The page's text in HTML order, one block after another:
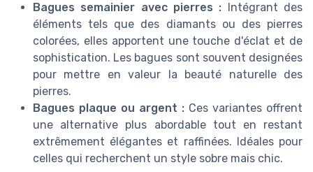
Bagues semainier avec pierres : Intégrant des
éléments tels que des diamants ou des pierres
colorées, elles apportent une touche d'éclat et de
sophistication. Les bagues sont souvent designées
pour mettre en valeur la beauté naturelle des
pierres.
Bagues plaque ou argent : Ces variantes offrent
une alternative plus abordable tout en restant
extrêmement élégantes et raffinées. Idéales pour
celles qui recherchent un style sobre mais chic.